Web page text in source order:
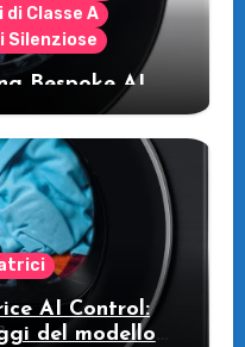
Classe A
Silenziose
Bespoke AI
la lavatrice
risparmiare
AI Control:
del modello